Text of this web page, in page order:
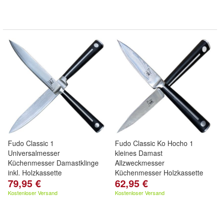
Fudo Classic 1
Universalmesser
Küchenmesser Damastklinge
inkl. Holzkassette
79,95 €
Kostenloser Versand
Fudo Classic Ko Hocho 1
kleines Damast
Allzweckmesser
Küchenmesser Holzkassette
62,95 €
Kostenloser Versand